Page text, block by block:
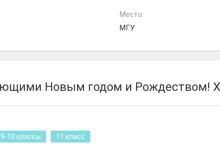
Место
МГУ
Новым годом и Рождеством!
9-10 классы 11 класс